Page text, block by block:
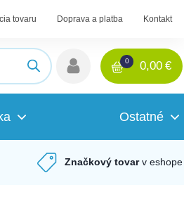
tovaru Doprava a platba Kontakt
0 0,00 €
Ostatné
Značkový tovar v eshope